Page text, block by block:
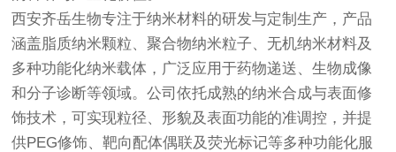
西安齐岳生物专注于纳米材料的研发与定制生产，产品
涵盖脂质纳米颗粒、聚合物纳米粒子、无机纳米材料及
多种功能化纳米载体，广泛应用于药物递送、生物成像
和分子诊断等领域。公司依托成熟的纳米合成与表面修
饰技术，可实现粒径、形貌及表面功能的准调控，并提
供PEG修饰、靶向配体偶联及荧光标记等多种功能化服